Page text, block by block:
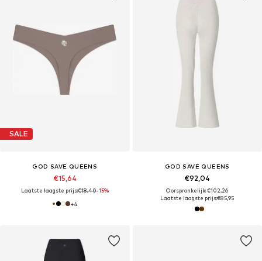
SALE
GOD SAVE QUEENS
€15,64
Laatste laagste prijs:€18,40-15%
+4
GOD SAVE QUEENS
€92,04
Oorspronkelijk: €102,26
Laatste laagste prijs:€85,95